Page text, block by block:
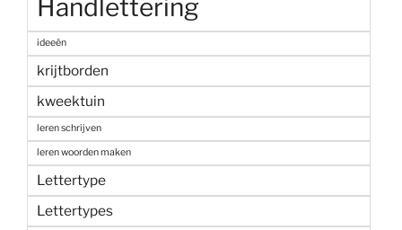
Handlettering
ideeën
krijtborden
kweektuin
leren schrijven
leren woorden maken
Lettertype
Lettertypes